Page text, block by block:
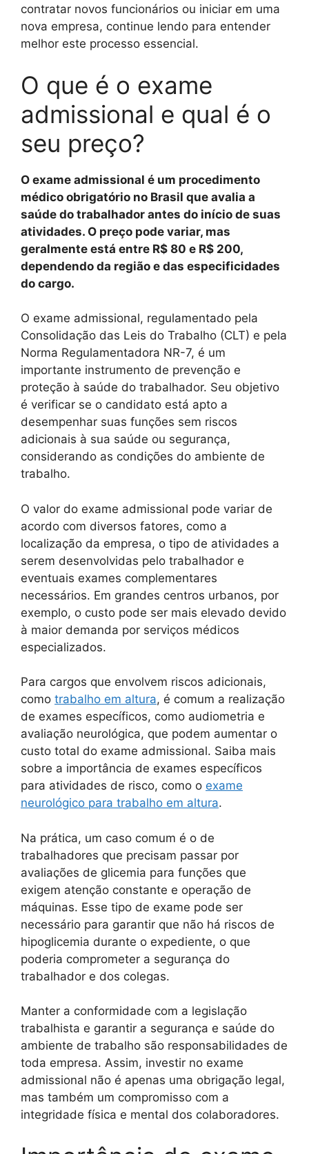
contratar novos funcionários ou iniciar em uma
nova empresa, continue lendo para entender
melhor este processo essencial.
O que é o exame
admissional e qual é o
seu preço?
O exame admissional é um procedimento
médico obrigatório no Brasil que avalia a
saúde do trabalhador antes do início de suas
atividades. O preço pode variar, mas
geralmente está entre R$ 80 e R$ 200,
dependendo da região e das especificidades
do cargo.
O exame admissional, regulamentado pela
Consolidação das Leis do Trabalho (CLT) e pela
Norma Regulamentadora NR-7, é um
importante instrumento de prevenção e
proteção à saúde do trabalhador. Seu objetivo
é verificar se o candidato está apto a
desempenhar suas funções sem riscos
adicionais à sua saúde ou segurança,
considerando as condições do ambiente de
trabalho.
O valor do exame admissional pode variar de
acordo com diversos fatores, como a
localização da empresa, o tipo de atividades a
serem desenvolvidas pelo trabalhador e
eventuais exames complementares
necessários. Em grandes centros urbanos, por
exemplo, o custo pode ser mais elevado devido
à maior demanda por serviços médicos
especializados.
Para cargos que envolvem riscos adicionais,
como trabalho em altura, é comum a realização
de exames específicos, como audiometria e
avaliação neurológica, que podem aumentar o
custo total do exame admissional. Saiba mais
sobre a importância de exames específicos
para atividades de risco, como o exame
neurológico para trabalho em altura.
Na prática, um caso comum é o de
trabalhadores que precisam passar por
avaliações de glicemia para funções que
exigem atenção constante e operação de
máquinas. Esse tipo de exame pode ser
necessário para garantir que não há riscos de
hipoglicemia durante o expediente, o que
poderia comprometer a segurança do
trabalhador e dos colegas.
Manter a conformidade com a legislação
trabalhista e garantir a segurança e saúde do
ambiente de trabalho são responsabilidades de
toda empresa. Assim, investir no exame
admissional não é apenas uma obrigação legal,
mas também um compromisso com a
integridade física e mental dos colaboradores.